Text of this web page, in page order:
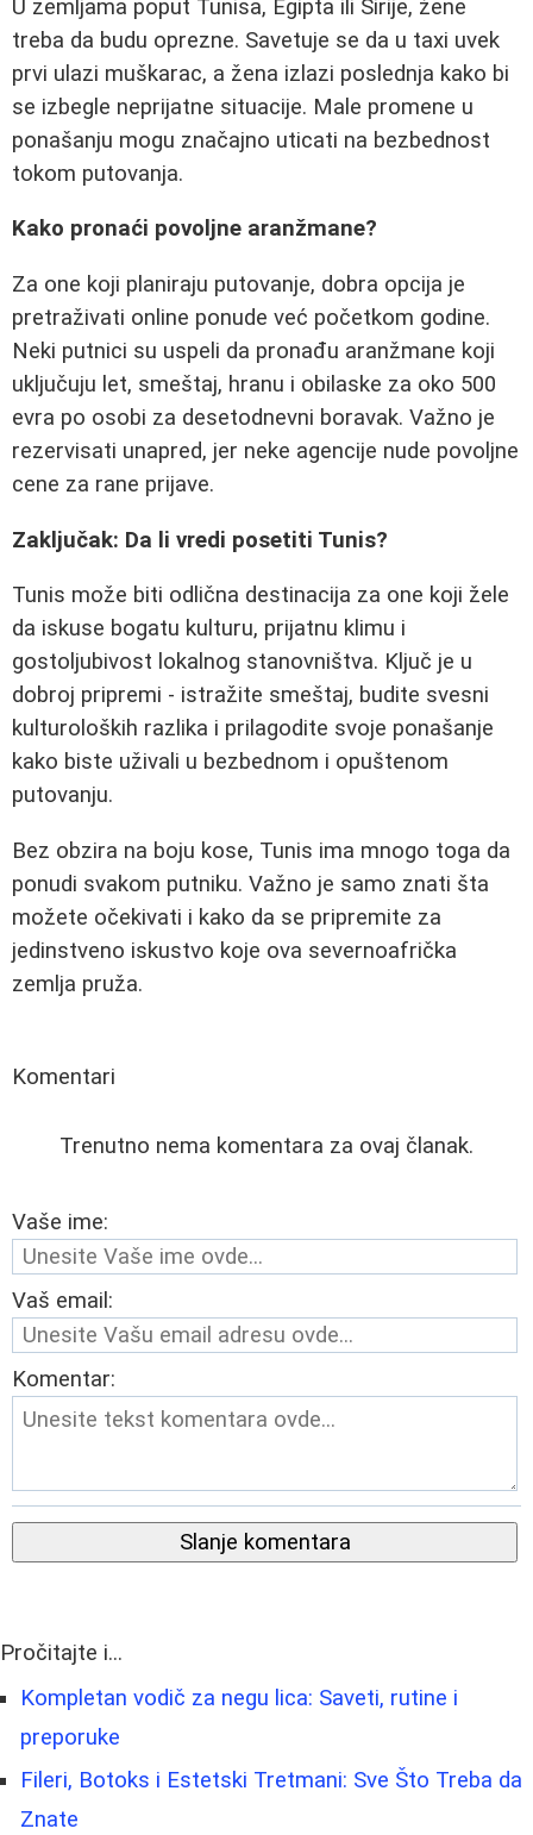
U zemljama poput Tunisa, Egipta ili Sirije, žene
treba da budu oprezne. Savetuje se da u taxi uvek
prvi ulazi muškarac, a žena izlazi poslednja kako bi
se izbegle neprijatne situacije. Male promene u
ponašanju mogu značajno uticati na bezbednost
tokom putovanja.
Kako pronaći povoljne aranžmane?
Za one koji planiraju putovanje, dobra opcija je
pretraživati online ponude već početkom godine.
Neki putnici su uspeli da pronađu aranžmane koji
uključuju let, smeštaj, hranu i obilaske za oko 500
evra po osobi za desetodnevni boravak. Važno je
rezervisati unapred, jer neke agencije nude povoljne
cene za rane prijave.
Zaključak: Da li vredi posetiti Tunis?
Tunis može biti odlična destinacija za one koji žele
da iskuse bogatu kulturu, prijatnu klimu i
gostoljubivost lokalnog stanovništva. Ključ je u
dobroj pripremi - istražite smeštaj, budite svesni
kulturoloških razlika i prilagodite svoje ponašanje
kako biste uživali u bezbednom i opuštenom
putovanju.
Bez obzira na boju kose, Tunis ima mnogo toga da
ponudi svakom putniku. Važno je samo znati šta
možete očekivati i kako da se pripremite za
jedinstveno iskustvo koje ova severnoafrička
zemlja pruža.
Komentari
Trenutno nema komentara za ovaj članak.
Vaše ime:
Vaš email:
Komentar:
Slanje komentara
Pročitajte i...
Kompletan vodič za negu lica: Saveti, rutine i
preporuke
Fileri, Botoks i Estetski Tretmani: Sve Što Treba da
Znate